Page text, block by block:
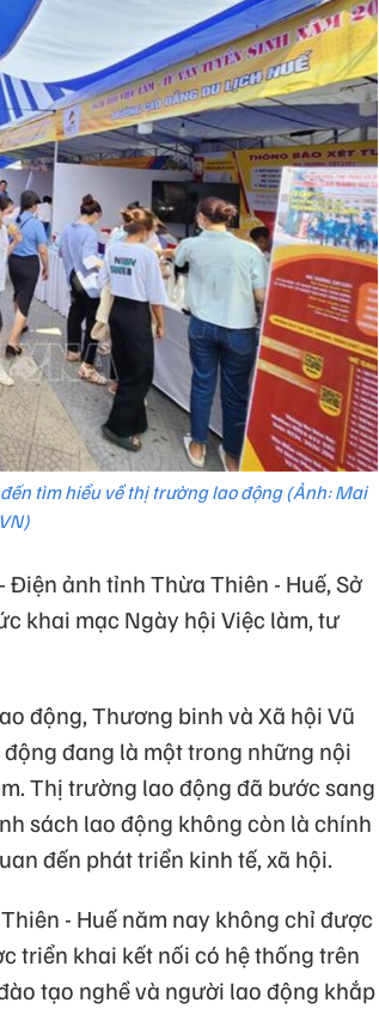
tìm hiểu về thị trường lao động (Ảnh: Mai
ảnh tỉnh Thừa Thiên - Huế, Sở
khai mạc Ngày hội Việc làm, tư
động, Thương binh và Xã hội Vũ
đang là một trong những nội
Thị trường lao động đã bước sang
sách lao động không còn là chính
đến phát triển kinh tế, xã hội.
- Huế năm nay không chỉ được
triển khai kết nối có hệ thống trên
tạo nghề và người lao động khắp